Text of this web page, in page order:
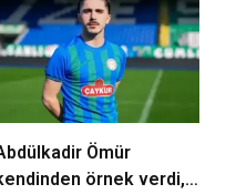
Ömür
örnek verdi,